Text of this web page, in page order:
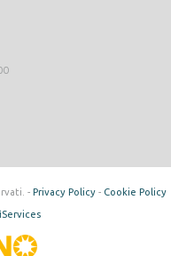
- Privacy Policy- Cookie Policy